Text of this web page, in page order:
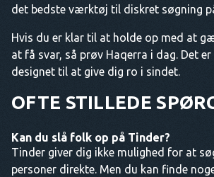
det bedste værktøj til diskret søgning
Hvis du er klar til at holde op med at
at få svar, så prøv Haqerra i dag. Det
designet til at give dig ro i sindet.
OFTE STILLEDE
Kan du slå folk op på Tinder?
Tinder giver dig ikke mulighed for at
personer direkte. Men du kan finde